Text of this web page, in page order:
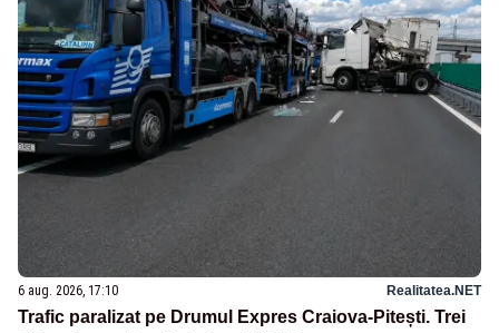
6 aug. 2026, 17:10 Realitatea.NET
Trafic paralizat pe Drumul Expres Craiova-Pitești. Trei